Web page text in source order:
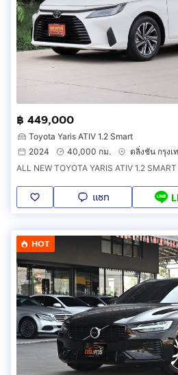
฿ 449,000
Toyota Yaris ATIV 1.2 Smart
2024
40,000 กม.
ตลิ่งชัน กรุง
แชท
HOT